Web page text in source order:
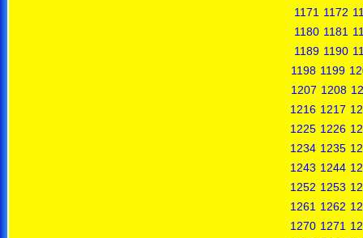
1171 1172
1180 1181
1189 1190
1198 1199
1207 1208
1216 1217
1225 1226
1234 1235
1243 1244
1252 1253
1261 1262
1270 1271